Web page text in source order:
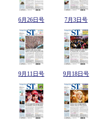
6月26日号 7月3日号
9月11日号 9月18日号